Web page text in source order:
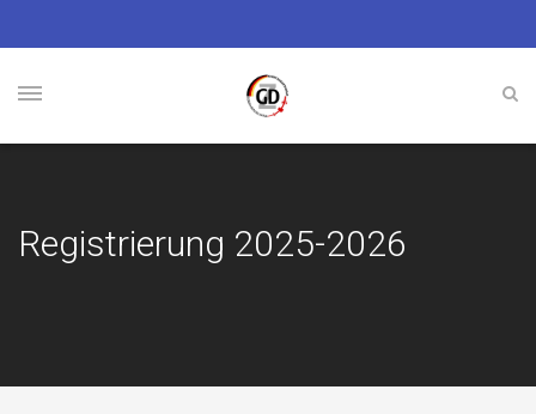
Registrierung 2025-2026